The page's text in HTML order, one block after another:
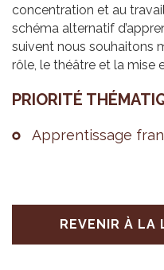
concentration et au
schéma alternatif
suivent nous souhaitons
rôle, le théâtre et la mise
PRIO­RITÉ
Appren­tis­sage
REVENIR À LA